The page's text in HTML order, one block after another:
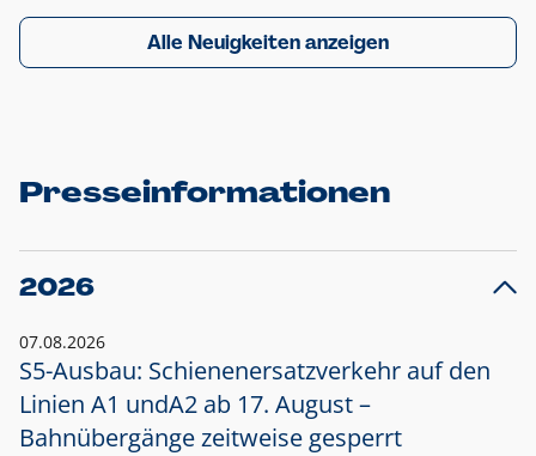
Alle Neuigkeiten anzeigen
Presseinformationen
2026
07.08.2026
S5-Ausbau: Schienenersatzverkehr auf den
Linien A1 undA2 ab 17. August –
Bahnübergänge zeitweise gesperrt